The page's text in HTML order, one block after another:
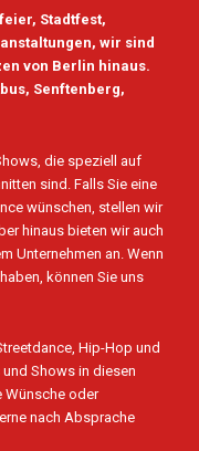
Stadtfest,
wir sind
von Berlin hinaus.
Senftenberg,
die speziell auf
sind. Falls Sie eine
wünschen, stellen wir
hinaus bieten wir auch
Unternehmen an. Wenn
können Sie uns
Hip-Hop und
Shows in diesen
Wünsche oder
nach Absprache